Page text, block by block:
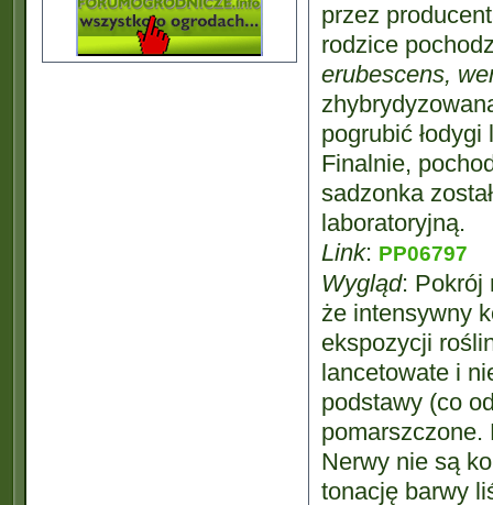
przez
rodzice
erubescens,
pogrubić
Finalnie,
sadzonka
laboratoryjną.
Link: PP06797
Wygląd: Pokrój
że intensywny
ekspozycji
lancetowate i
podstawy (co
pomarszczone.
Nerwy nie są
tonację barwy